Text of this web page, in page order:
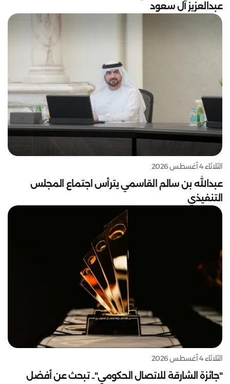
عبدالعزيز آل سعود
الثلاثاء 4 أغسطس 2026
عبدالله بن سالم القاسمي يترأس اجتماع المجلس
التنفيذي
الثلاثاء 4 أغسطس 2026
"جائزة الشارقة للاتصال الحكومي".. تبحث عن أفضل